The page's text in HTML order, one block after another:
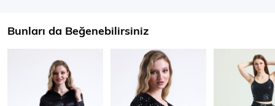
Bunları da Beğenebilirsiniz